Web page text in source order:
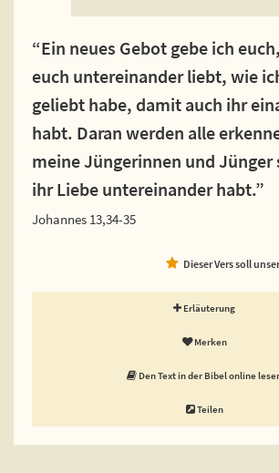
“Ein neues Gebot gebe ich
euch untereinander liebt, wie
geliebt habe, damit auch ihr
habt. Daran werden alle
meine Jüngerinnen und Jünger
ihr Liebe untereinander habt.”
Johannes 13,34-35
Dieser Vers soll
Erläuterung
Merken
Den Text in der Bibel online
Teilen